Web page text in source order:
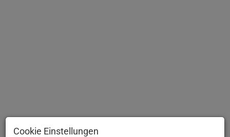
Cookie Einstellungen